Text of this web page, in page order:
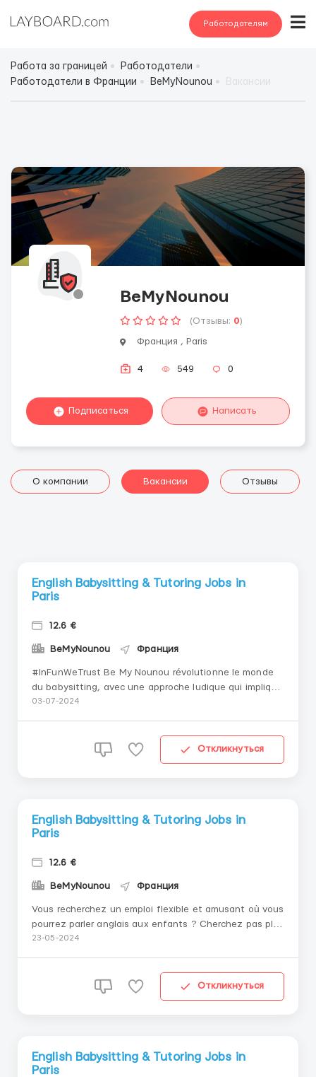
Работодателям
Работа за границей
Работодатели
Работодатели в Франции
BeMyNounou
BeMyNounou
(Отзывы: 0)
Франция , Paris
4 549 0
Подписаться Написать
О компании Вакансии Отзывы
English Babysitting & Tutoring Jobs in
Paris
12.6 €
BeMyNounou Франция
#InFunWeTrust Be My Nounou révolutionne le monde
du babysitting, avec une approche ludique qui implique
tout le monde : parents, enfants et nounous. Les
03-07-2024
Откликнуться
English Babysitting & Tutoring Jobs in
Paris
12.6 €
BeMyNounou Франция
Vous recherchez un emploi flexible et amusant où vous
pourrez parler anglais aux enfants ? Cherchez pas plus
loin! Be My Nounou change la donne en favorisant une
nounous. #InFunWeTrust...
23-05-2024
Откликнуться
English Babysitting & Tutoring Jobs in
Paris